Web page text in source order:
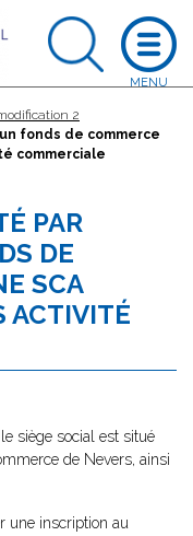
2
fonds de commerce
commerciale
PAR
DE
SCA
ACTIVITÉ
siège social est situé
de Nevers, ainsi
une inscription au